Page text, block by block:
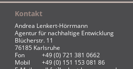
Kontakt
Andrea Lenkert-Hörrmann
Agentur für nachhaltige Entwicklung
Blücherstr. 11
76185 Karlsruhe
Fon
+49 (0) 721 381 0662
Mobil
+49 (0) 151 153 081 86